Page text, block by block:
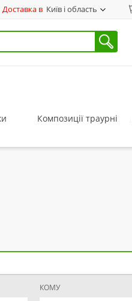
Доставка в Київ і область
Композиції траурні
КОМУ